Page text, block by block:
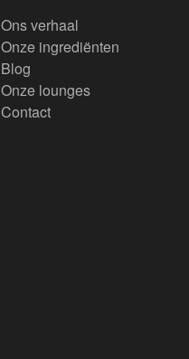
Ons verhaal
Onze ingrediënten
Blog
Onze lounges
Contact